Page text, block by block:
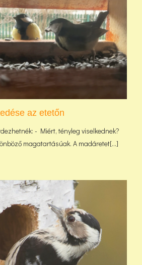
az etetőn
- Miért, tényleg viselkednek?
magatartásúak. A madáretet[...]